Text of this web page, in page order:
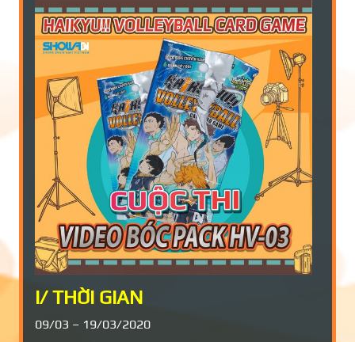
I/ THỜI GIAN
09/03 – 19/03/2020